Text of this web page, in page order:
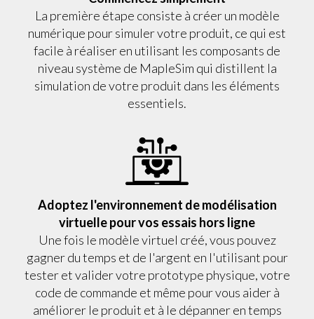
La première étape consiste à créer un modèle
numérique pour simuler votre produit, ce qui est
facile à réaliser en utilisant les composants de
niveau système de MapleSim qui distillent la
simulation de votre produit dans les éléments
essentiels.
Adoptez l'environnement de modélisation
virtuelle pour vos essais hors ligne
Une fois le modèle virtuel créé, vous pouvez
gagner du temps et de l'argent en l'utilisant pour
tester et valider votre prototype physique, votre
code de commande et même pour vous aider à
améliorer le produit et à le dépanner en temps